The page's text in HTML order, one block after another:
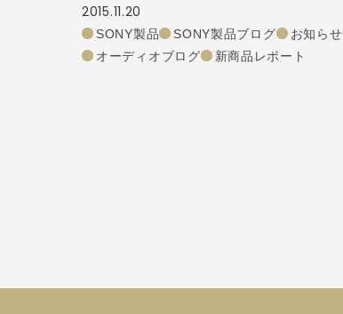
2015.11.20
SONY製品 SONY製品ブログ
お知らせ
オーディオブログ
新商品レポート